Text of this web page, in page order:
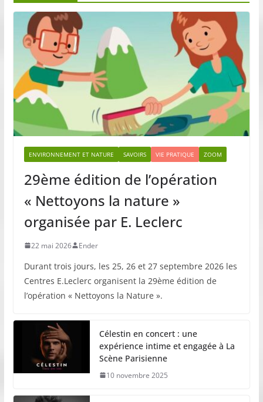
ENVIRONNEMENT ET NATURE SAVOIRS VIE PRATIQUE ZOOM
29ème édition de l’opération
« Nettoyons la nature »
organisée par E. Leclerc
22 mai 2026 Ender
Durant trois jours, les 25, 26 et 27 septembre 2026 les
Centres E.Leclerc organisent la 29ème édition de
l’opération « Nettoyons la Nature ».
Célestin en concert : une
expérience intime et engagée à La
Scène Parisienne
10 novembre 2025